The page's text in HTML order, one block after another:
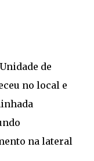
de
no local e
na lateral